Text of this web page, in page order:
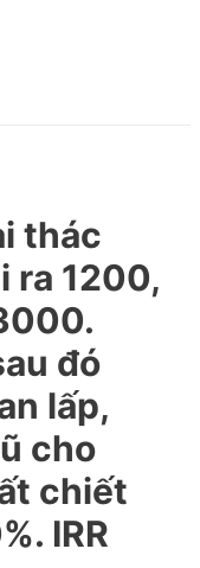
thác
ra 1200,
đó
lấp,
cho
chiết
IRR